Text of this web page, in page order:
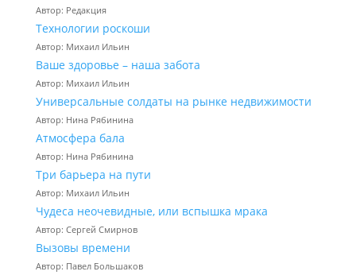
Автор: Редакция
Технологии роскоши
Автор: Михаил Ильин
Ваше здоровье – наша забота
Автор: Михаил Ильин
Универсальные солдаты на рынке недвижимости
Автор: Нина Рябинина
Атмосфера бала
Автор: Нина Рябинина
Три барьера на пути
Автор: Михаил Ильин
Чудеса неочевидные, или вспышка мрака
Автор: Сергей Смирнов
Вызовы времени
Автор: Павел Большаков